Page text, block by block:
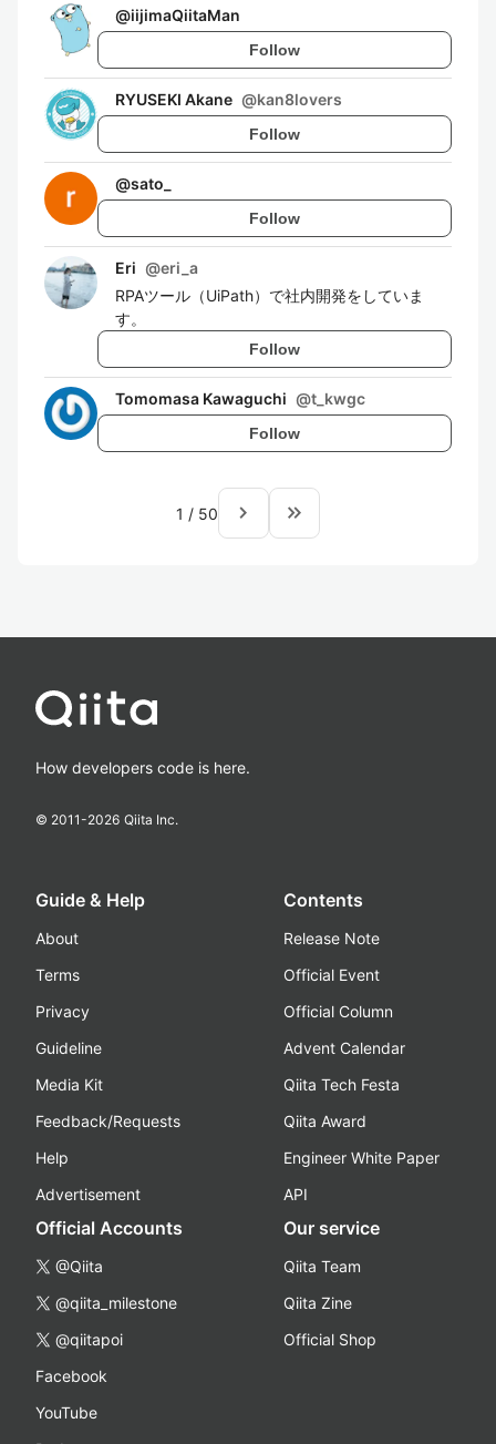
@iijimaQiitaMan
Follow
RYUSEKI Akane @kan8lovers
Follow
@sato_
Follow
Eri @eri_a
RPAツール（UiPath）で社内開発をしていま
す。
Follow
Tomomasa Kawaguchi @t_kwgc
Follow
1 / 50 navigate_next keyboard_double_arrow_right
How developers code is here.
© 2011-2026 Qiita Inc.
Guide & Help
About
Terms
Privacy
Guideline
Media Kit
Feedback/Requests
Help
Advertisement
Contents
Release Note
Official Event
Official Column
Advent Calendar
Qiita Tech Festa
Qiita Award
Engineer White Paper
API
Official Accounts
@Qiita
@qiita_milestone
@qiitapoi
Facebook
YouTube
Our service
Qiita Team
Qiita Zine
Official Shop